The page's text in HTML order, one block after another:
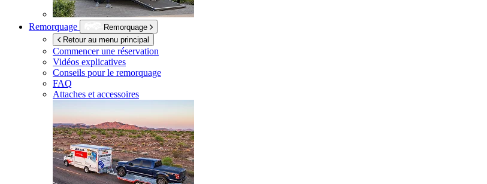
Remorquage
Remorquage
Retour au menu principal
Commencer une réservation
Vidéos explicatives
Conseils pour le remorquage
FAQ
Attaches et accessoires